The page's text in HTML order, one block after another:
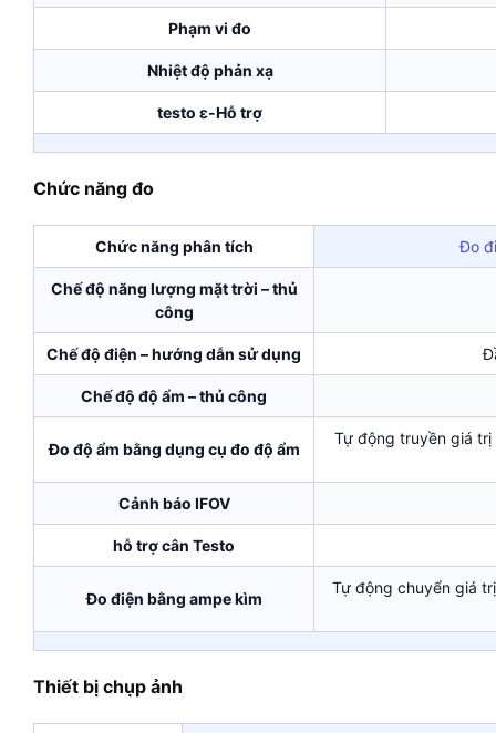
Phạm vi đo
Nhiệt độ phản xạ
testo ε-Hỗ trợ
Chức năng đo
Chức năng phân tích Đo
Chế độ năng lượng mặt trời – thủ
công
Chế độ điện – hướng dẫn sử dụng
Chế độ độ ẩm – thủ công
Đo độ ẩm bằng dụng cụ đo độ ẩm
Tự động truyền giá
Cảnh báo IFOV
hỗ trợ cân Testo
Đo điện bằng ampe kìm
Tự động chuyển giá
Thiết bị chụp ảnh